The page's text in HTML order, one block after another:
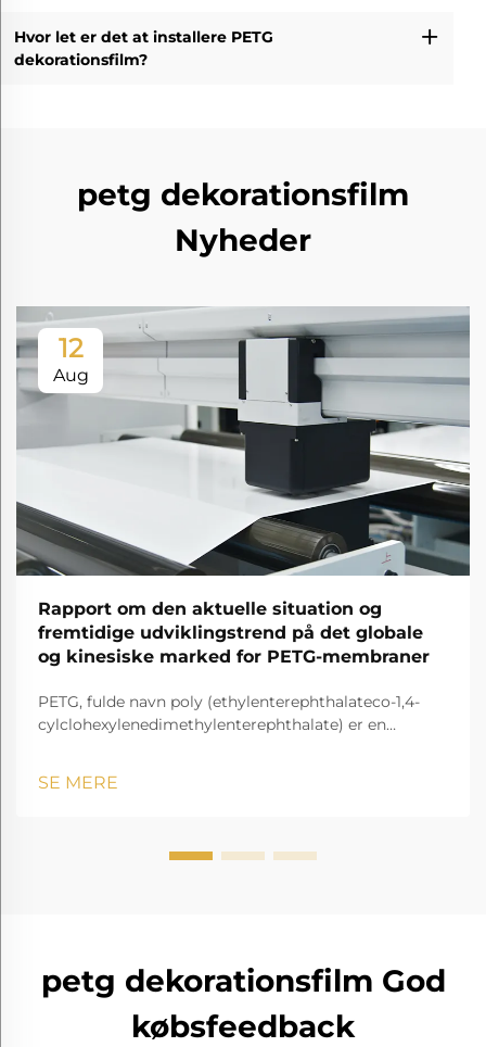
Hvor let er det at installere PETG
dekorationsfilm?
petg dekorationsfilm
Nyheder
12
Aug
Rapport om den aktuelle situation og
fremtidige udviklingstrend på det globale
og kinesiske marked for PETG-membraner
PETG, fulde navn poly (ethylenterephthalateco-1,4-
cylclohexylenedimethylenterephthalate) er en
SE MERE
petg dekorationsfilm God
købsfeedback